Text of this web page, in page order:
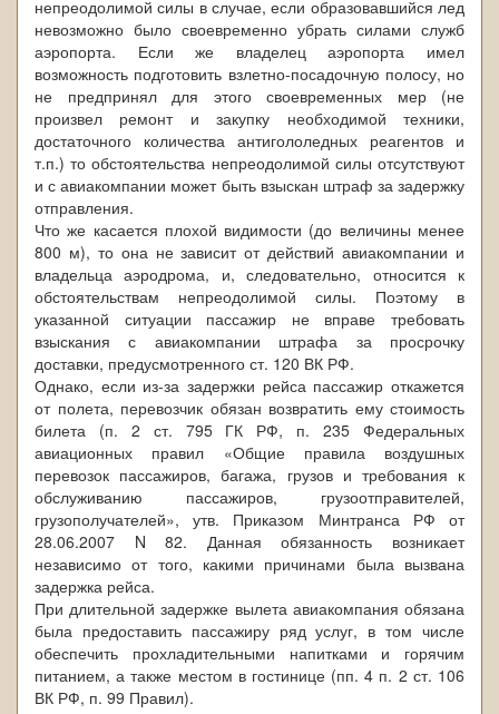
непреодолимой силы в случае, если образовавшийся лед
невозможно было своевременно убрать силами служб
аэропорта. Если же владелец аэропорта имел
возможность подготовить взлетно-посадочную полосу, но
не предпринял для этого своевременных мер (не
произвел ремонт и закупку необходимой техники,
достаточного количества антигололедных реагентов и
т.п.) то обстоятельства непреодолимой силы отсутствуют
и с авиакомпании может быть взыскан штраф за задержку
отправления.
Что же касается плохой видимости (до величины менее
800 м), то она не зависит от действий авиакомпании и
владельца аэродрома, и, следовательно, относится к
обстоятельствам непреодолимой силы. Поэтому в
указанной ситуации пассажир не вправе требовать
взыскания с авиакомпании штрафа за просрочку
доставки, предусмотренного ст. 120 ВК РФ.
Однако, если из-за задержки рейса пассажир откажется
от полета, перевозчик обязан возвратить ему стоимость
билета (п. 2 ст. 795 ГК РФ, п. 235 Федеральных
авиационных правил «Общие правила воздушных
перевозок пассажиров, багажа, грузов и требования к
обслуживанию пассажиров, грузоотправителей,
грузополучателей», утв. Приказом Минтранса РФ от
28.06.2007 N 82. Данная обязанность возникает
независимо от того, какими причинами была вызвана
задержка рейса.
При длительной задержке вылета авиакомпания обязана
была предоставить пассажиру ряд услуг, в том числе
обеспечить прохладительными напитками и горячим
питанием, а также местом в гостинице (пп. 4 п. 2 ст. 106
ВК РФ, п. 99 Правил).